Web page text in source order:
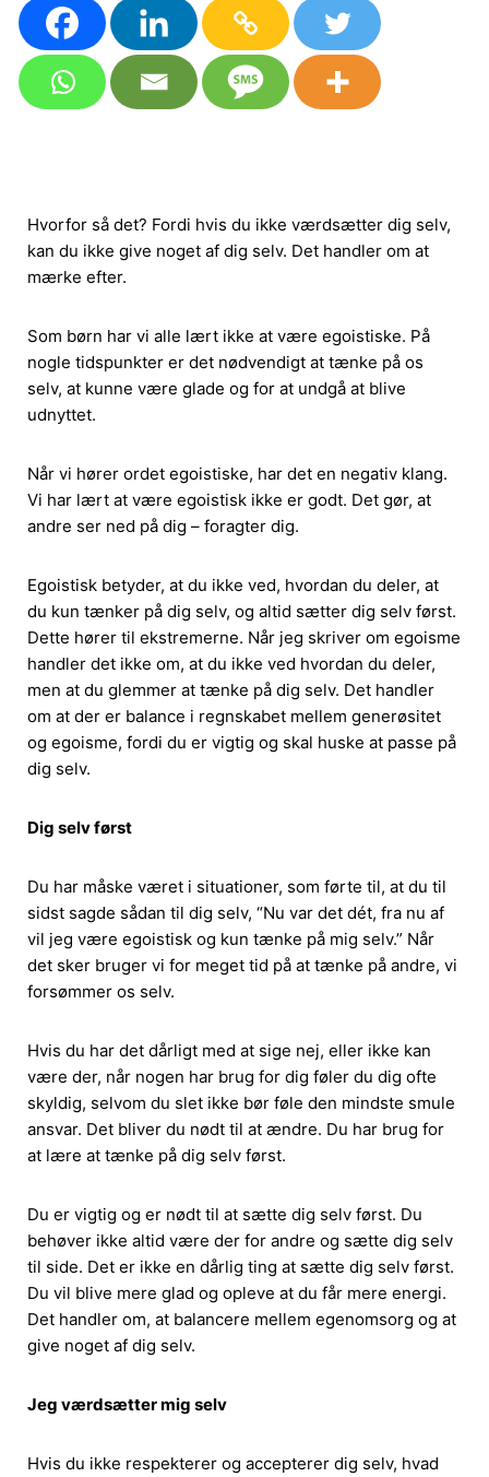
Hvorfor så det? Fordi hvis du ikke værdsætter dig selv,
kan du ikke give noget af dig selv. Det handler om at
mærke efter.
Som børn har vi alle lært ikke at være egoistiske. På
nogle tidspunkter er det nødvendigt at tænke på os
selv, at kunne være glade og for at undgå at blive
udnyttet.
Når vi hører ordet egoistiske, har det en negativ klang.
Vi har lært at være egoistisk ikke er godt. Det gør, at
andre ser ned på dig – foragter dig.
Egoistisk betyder, at du ikke ved, hvordan du deler, at
du kun tænker på dig selv, og altid sætter dig selv først.
Dette hører til ekstremerne. Når jeg skriver om egoisme
handler det ikke om, at du ikke ved hvordan du deler,
men at du glemmer at tænke på dig selv. Det handler
om at der er balance i regnskabet mellem generøsitet
og egoisme, fordi du er vigtig og skal huske at passe på
dig selv.
Dig selv først
Du har måske været i situationer, som førte til, at du til
sidst sagde sådan til dig selv, “Nu var det dét, fra nu af
vil jeg være egoistisk og kun tænke på mig selv.” Når
det sker bruger vi for meget tid på at tænke på andre, vi
forsømmer os selv.
Hvis du har det dårligt med at sige nej, eller ikke kan
være der, når nogen har brug for dig føler du dig ofte
skyldig, selvom du slet ikke bør føle den mindste smule
ansvar. Det bliver du nødt til at ændre. Du har brug for
at lære at tænke på dig selv først.
Du er vigtig og er nødt til at sætte dig selv først. Du
behøver ikke altid være der for andre og sætte dig selv
til side. Det er ikke en dårlig ting at sætte dig selv først.
Du vil blive mere glad og opleve at du får mere energi.
Det handler om, at balancere mellem egenomsorg og at
give noget af dig selv.
Jeg værdsætter mig selv
Hvis du ikke respekterer og accepterer dig selv, hvad